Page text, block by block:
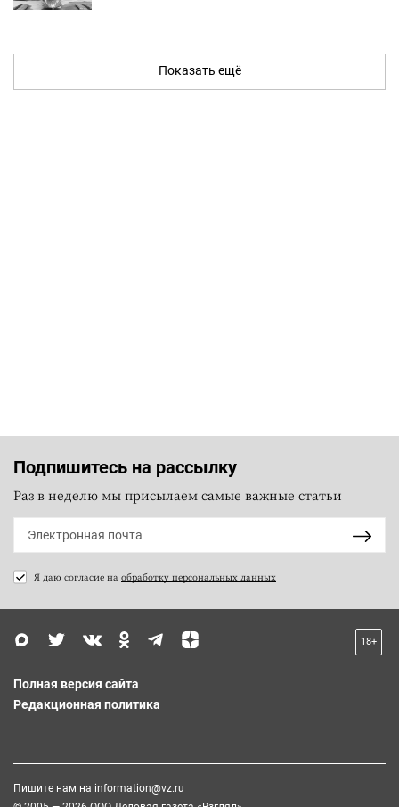
Показать ещё
Подпишитесь на рассылку
Раз в неделю мы присылаем самые важные статьи
Я даю согласие на обработку персональных данных
18+
Полная версия сайта
Редакционная политика
Пишите нам на information@vz.ru